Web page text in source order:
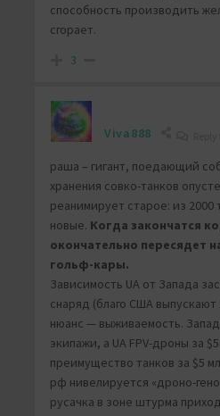
способность производить
сгорает.
3
Viva888
раша – гигант, поедающий
хранения совко-танков
реанимирует старое: из
новые. Когда закончатся
окончательно пересядет
гольф-кары.
Зависимость UA от Запада
снаряд (благо США выпускают
нюанс — выживаемость.
экипажи, а UA FPV-дроны за
преимущество танков за $5
рф нивелируется «дроно-
русачка в зоне штурма